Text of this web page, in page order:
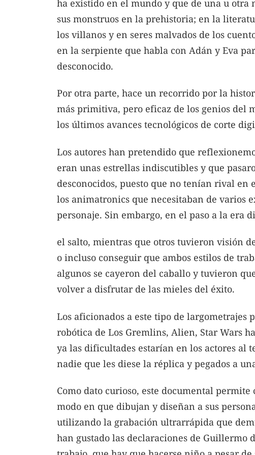
ha existido en el mundo y que de una u otra
sus monstruos en la prehistoria; en la
los villanos y en seres malvados de los
en la serpiente que habla con Adán y Eva
desconocido.
Por otra parte, hace un recorrido por la
más primitiva, pero eficaz de los genios del
los últimos avances tecnológicos de corte
Los autores han pretendido que
eran unas estrellas indiscutibles y que
desconocidos, puesto que no tenían rival
los animatronics que necesitaban de varios
personaje. Sin embargo, en el paso a la
el salto, mientras que otros tuvieron visión
o incluso conseguir que ambos estilos de
algunos se cayeron del caballo y tuvieron
volver a disfrutar de las mieles del éxito.
Los aficionados a este tipo de
robótica de Los Gremlins, Alien, Star Wars
ya las dificultades estarían en los actores al
nadie que les diese la réplica y pegados a
Como dato curioso, este documental
modo en que dibujan y diseñan a sus
utilizando la grabación ultrarrápida que
han gustado las declaraciones de Guillermo